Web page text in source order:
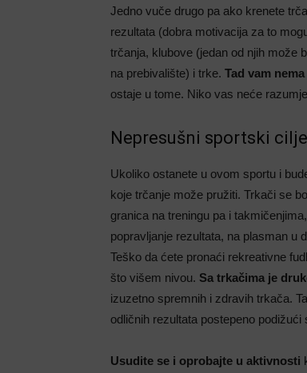
Jedno vuče drugo pa ako krenete
rezultata (dobra motivacija za to
trčanja, klubove (jedan od njih može
na prebivalište) i trke. Tad vam
ostaje u tome. Niko vas neće
Nepresušni sportski
Ukoliko ostanete u ovom sportu i
koje trčanje može pružiti. Trkači se
granica na treningu pa i
popravljanje rezultata, na plasman u
Teško da ćete pronaći rekreativne
što višem nivou. Sa trkačima je
izuzetno spremnih i zdravih trkača.
odličnih rezultata postepeno podižući
Usudite se i oprobajte u aktivnosti